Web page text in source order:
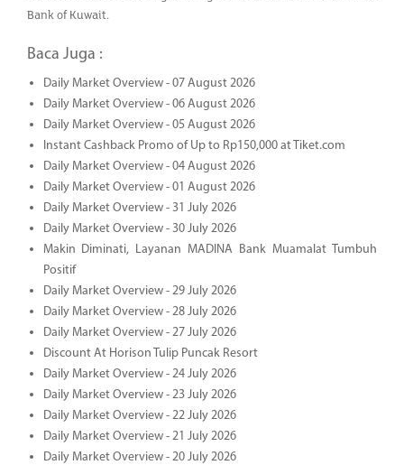
Bank of Kuwait.
Baca Juga :
Daily Market Overview - 07 August 2026
Daily Market Overview - 06 August 2026
Daily Market Overview - 05 August 2026
Instant Cashback Promo of Up to Rp150,000 at Tiket.com
Daily Market Overview - 04 August 2026
Daily Market Overview - 01 August 2026
Daily Market Overview - 31 July 2026
Daily Market Overview - 30 July 2026
Makin Diminati, Layanan MADINA Bank Muamalat Tumbuh
Positif
Daily Market Overview - 29 July 2026
Daily Market Overview - 28 July 2026
Daily Market Overview - 27 July 2026
Discount At Horison Tulip Puncak Resort
Daily Market Overview - 24 July 2026
Daily Market Overview - 23 July 2026
Daily Market Overview - 22 July 2026
Daily Market Overview - 21 July 2026
Daily Market Overview - 20 July 2026